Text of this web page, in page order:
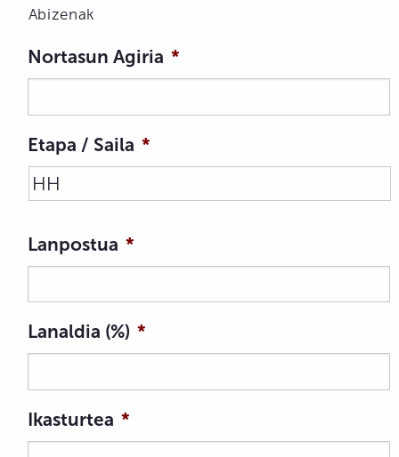
Abizenak
Nortasun Agiria *
Etapa / Saila *
Lanpostua *
Lanaldia (%) *
Ikasturtea *